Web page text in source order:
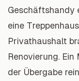
Geschäftshandy
eine
Privathaushalt
Renovierung.
der Übergabe